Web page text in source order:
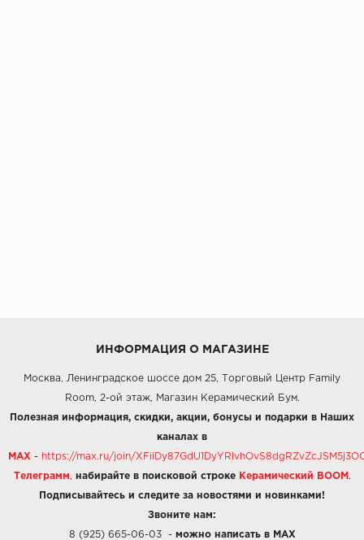
ИНФОРМАЦИЯ О МАГАЗИНЕ
Москва, Ленинградское шоссе дом 25, Торговый Центр Family
Room, 2-ой этаж, Магазин Керамический Бум.
Полезная информация, скидки, акции, бонусы и подарки в Наших
каналах в
MAX - https://max.ru/join/
Телеграмм набирайте в поисковой строке Керамический BOOM .
Подписывайтесь и следите за новостями и новинками!
Звоните нам:
8 (925) 665-06-03- можно написать в MAX